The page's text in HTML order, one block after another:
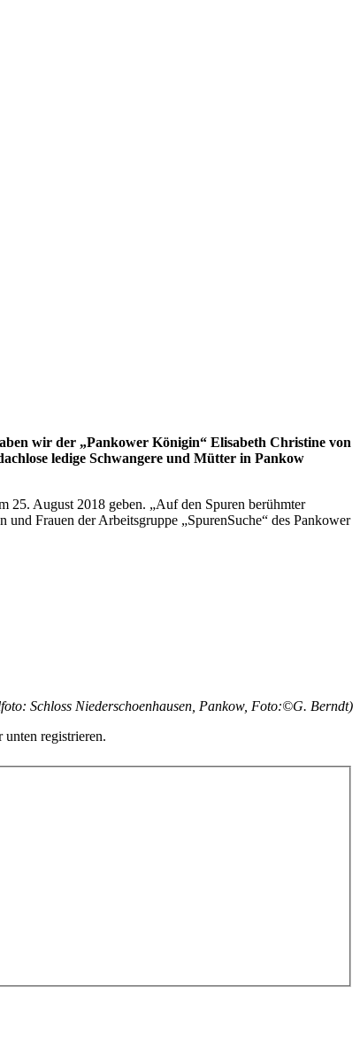
wir der „Pankower Königin“ Elisabeth Christine von
ledige Schwangere und Mütter in Pankow
25. August 2018 geben. „Auf den Spuren berühmter
Frauen der Arbeitsgruppe „SpurenSuche“ des Pankower
Schloss Niederschoenhausen, Pankow, Foto:©G. Berndt)
registrieren.